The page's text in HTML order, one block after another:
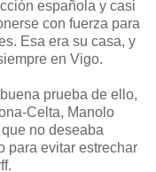
española y casi
con fuerza para
Esa era su casa, y
en Vigo.
prueba de ello,
Celta, Manolo
no deseaba
para evitar estrechar